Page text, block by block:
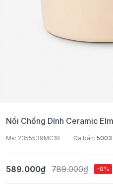
Nồi Chống Dính Ceramic
Mã: 2355539MC18 Đã bán: 5003
589.000₫ 789.000₫ -0%